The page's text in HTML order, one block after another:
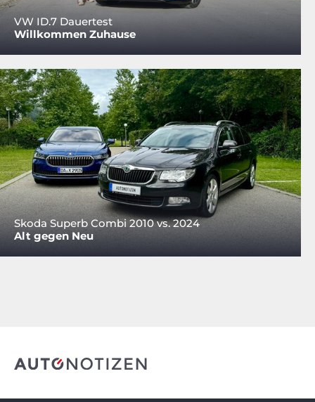
VW ID.7 Dauertest
Willkommen Zuhause
Skoda Superb Combi 2010 vs. 2024
Alt gegen Neu